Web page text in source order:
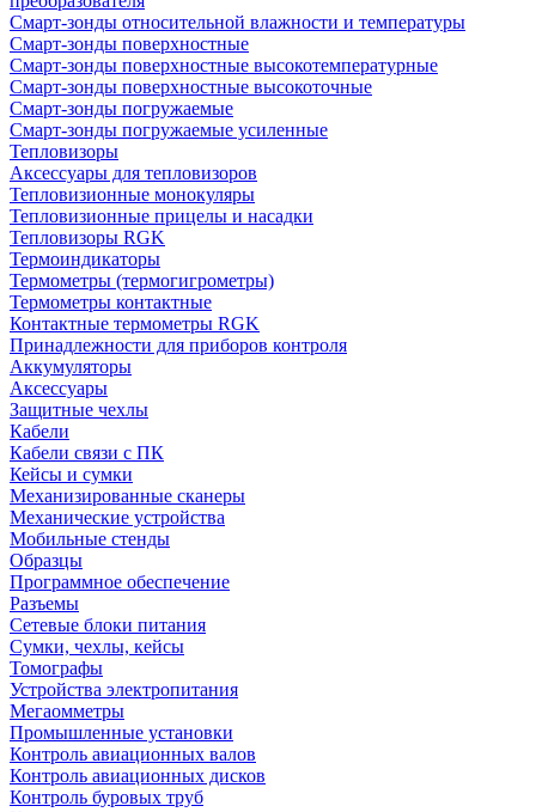
Смарт-зонды относительной влажности и температуры
Смарт-зонды поверхностные
Смарт-зонды поверхностные высокотемпературные
Смарт-зонды поверхностные высокоточные
Смарт-зонды погружаемые
Смарт-зонды погружаемые усиленные
Тепловизоры
Аксессуары для тепловизоров
Тепловизионные монокуляры
Тепловизионные прицелы и насадки
Тепловизоры RGK
Термоиндикаторы
Термометры (термогигрометры)
Термометры контактные
Контактные термометры RGK
Принадлежности для приборов контроля
Аккумуляторы
Аксессуары
Защитные чехлы
Кабели
Кабели связи с ПК
Кейсы и сумки
Механизированные сканеры
Механические устройства
Мобильные стенды
Образцы
Программное обеспечение
Разъемы
Сетевые блоки питания
Сумки, чехлы, кейсы
Томографы
Устройства электропитания
Мегаомметры
Промышленные установки
Контроль авиационных валов
Контроль авиационных дисков
Контроль буровых труб